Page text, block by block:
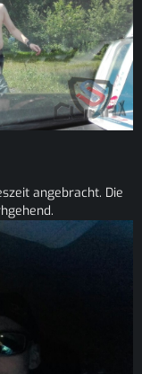
angebracht. Die